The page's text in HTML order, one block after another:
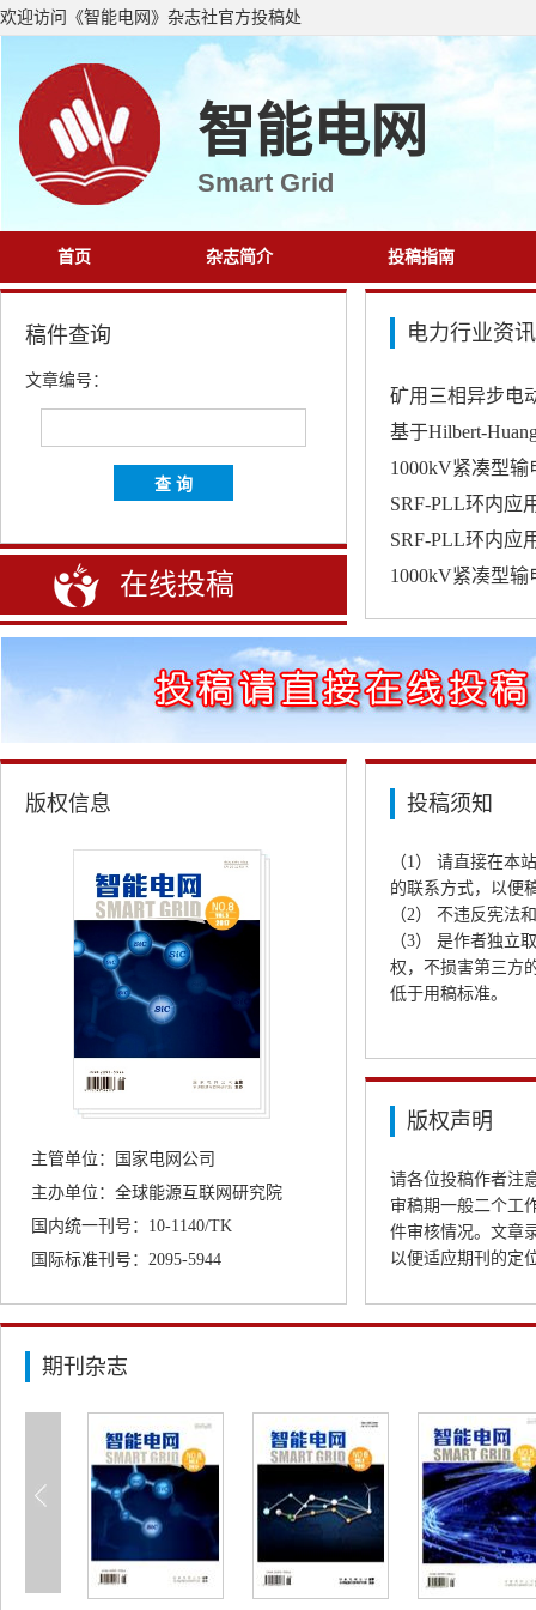
欢迎访问《智能电网》杂志社官方投稿处
智能电网
Smart Grid
首页 杂志简介 投稿指南
稿件查询
文章编号：
在线投稿
电力行业资讯
矿用三相异步电
基于Hilbert-
1000kV紧凑型
SRF-PLL环内应
法
SRF-PLL环内应
法
1000kV紧凑型
版权信息
主管单位：国家电网公司
主办单位：全球能源互联网研究院
国内统一刊号：10-1140/TK
国际标准刊号：2095-5944
投稿须知
（1） 请直接在本
的联系方式，以便
（2） 不违反宪法
（3） 是作者独立
权，不损害第三方
低于用稿标准。
版权声明
请各位投稿作者注
审稿期一般二个工
件审核情况。文章
以便适应期刊的定
期刊杂志